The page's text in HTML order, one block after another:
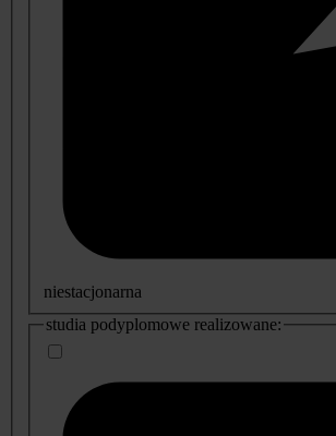
niestacjonarna
studia podyplomowe realizowane: